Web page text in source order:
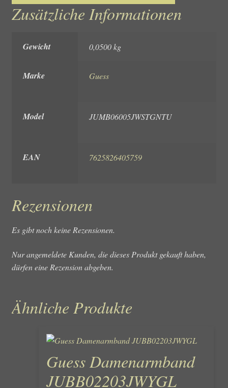
Zusätzliche Informationen
Gewicht 0,0500 kg
Marke Guess
Model JUMB06005JWSTGNTU
EAN 7625826405759
Rezensionen
Es gibt noch keine Rezensionen.
Nur angemeldete Kunden, die dieses Produkt gekauft haben,
dürfen eine Rezension abgeben.
Ähnliche Produkte
Guess Damenarmband
JUBB02203JWYGL